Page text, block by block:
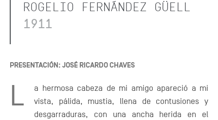
ROGELIO FERNÁNDEZ GÜELL
1911
PRESENTACIÓN: JOSÉ RICARDO CHAVES
L
a hermosa cabeza de mi amigo apareció a mi
vista, pálida, mustia, llena de contusiones y
desgarraduras, con una ancha herida en el